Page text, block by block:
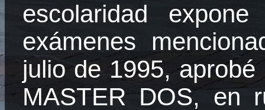
escolaridad
exámenes
julio de 1995,
MASTER DOS, en